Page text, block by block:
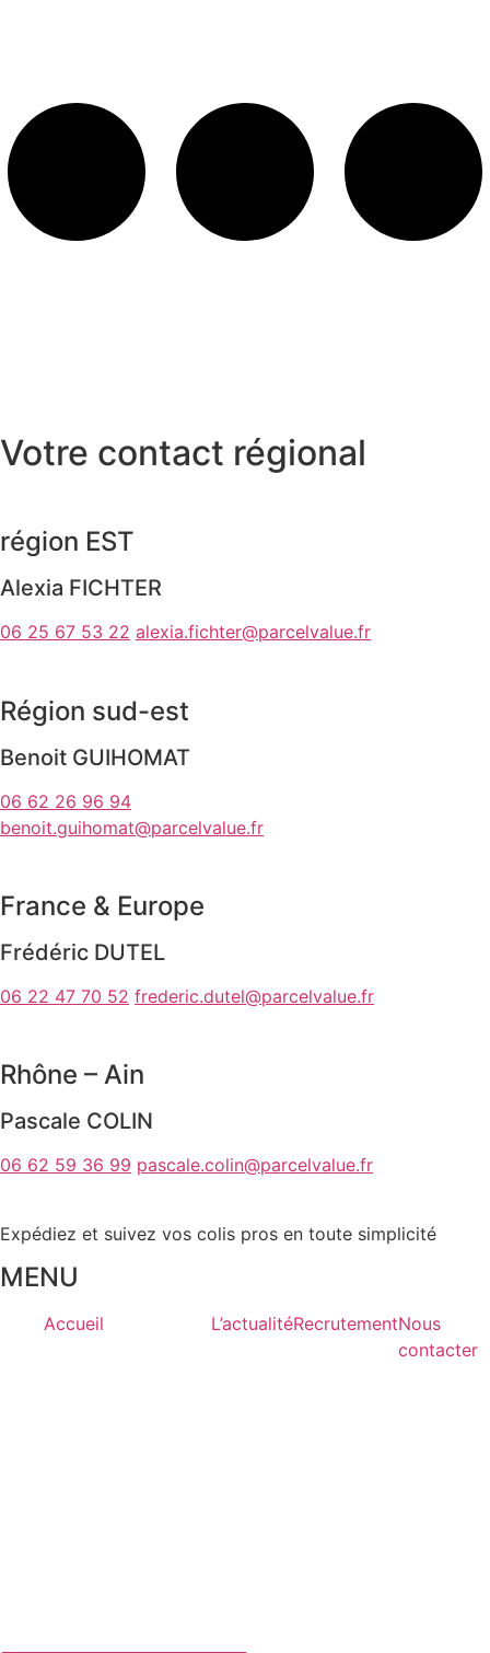
Votre contact régional
région EST
Alexia FICHTER
06 25 67 53 22 alexia.fichter@parcelvalue.fr
Région sud-est
Benoit GUIHOMAT
06 62 26 96 94
benoit.guihomat@parcelvalue.fr
France & Europe
Frédéric DUTEL
06 22 47 70 52 frederic.dutel@parcelvalue.fr
Rhône – Ain
Pascale COLIN
06 62 59 36 99 pascale.colin@parcelvalue.fr
Expédiez et suivez vos colis pros en toute simplicité
MENU
Accueil L’actualitéRecrutementNous
contacter